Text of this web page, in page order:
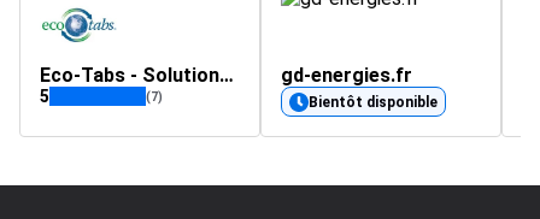
Eco-Tabs - Solutions écologique de traitement des eaux usées
5 (7)
gd-energies.fr
Bientôt disponible